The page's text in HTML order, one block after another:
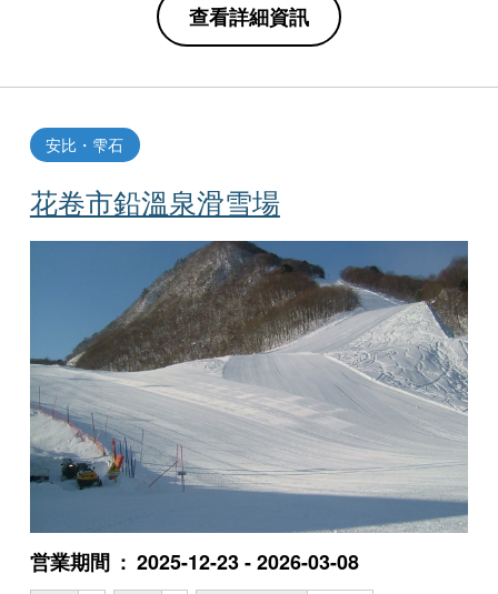
查看詳細資訊
花卷市鉛溫泉滑雪場
安比・雫石
営業期間 2025-12-23 - 2026-03-08